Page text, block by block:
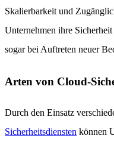
Skalierbarkeit und
Unternehmen ihre
sogar bei Auftreten neuer
Arten von Cloud-
Durch den Einsatz
Sicherheitsdiensten können